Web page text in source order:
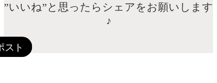
”いいね”と思ったらシェアをお願いします
♪